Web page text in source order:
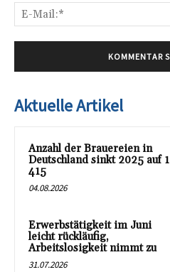
Aktuelle Artikel
Anzahl der Brauereien in
Deutschland sinkt 2025 auf 1
415
04.08.2026
Erwerbstätigkeit im Juni
leicht rückläufig,
Arbeitslosigkeit nimmt zu
31.07.2026